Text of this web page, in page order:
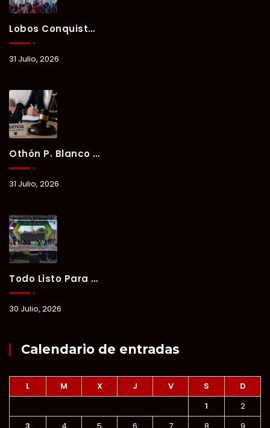
Lobos Conquista La Primera Competencia Del Verano Xul-Há 2026 En Una Noche Llena De Talento Y Energía.
31 Julio, 2026
Othón P. Blanco Refrenda Su Compromiso Contra El Maltrato Animal: Vinculan A Proceso A Presunto Responsable Tras Denuncia Del Ayuntamiento.
31 Julio, 2026
Todo Listo Para “Verano Xul-Há 2026”; Un Fin De Semana De Deporte, Música Y Convivencia Familiar.
30 Julio, 2026
Calendario de entradas
L M X J V S
D
1
2